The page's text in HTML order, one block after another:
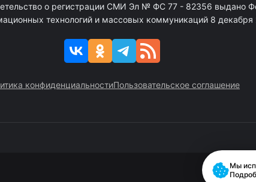
о регистрации СМИ Эл № ФС 77 - 82356 выдано
технологий и массовых коммуникаций 8 декабря
конфиденциальностиПользовательское соглашение
Мы